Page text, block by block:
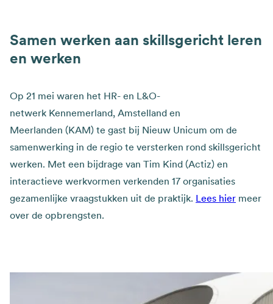
Samen werken aan skillsgericht leren
en werken
Op 21 mei waren het HR- en L&O-
netwerk Kennemerland, Amstelland en
Meerlanden (KAM) te gast bij Nieuw Unicum om de
samenwerking in de regio te versterken rond skillsgericht
werken. Met een bijdrage van Tim Kind (Actiz) en
interactieve werkvormen verkenden 17 organisaties
gezamenlijke vraagstukken uit de praktijk. Lees hier meer
over de opbrengsten.